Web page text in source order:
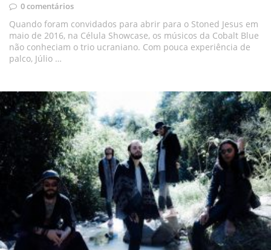
0 comentários
Quando foram convidados para abrir para o Stoned Jesus em
maio de 2016, na Célula Showcase, os músicos da Cobalt Blue
não conheciam o trio ucraniano. Com pouca experiência de
palco, Júlio …